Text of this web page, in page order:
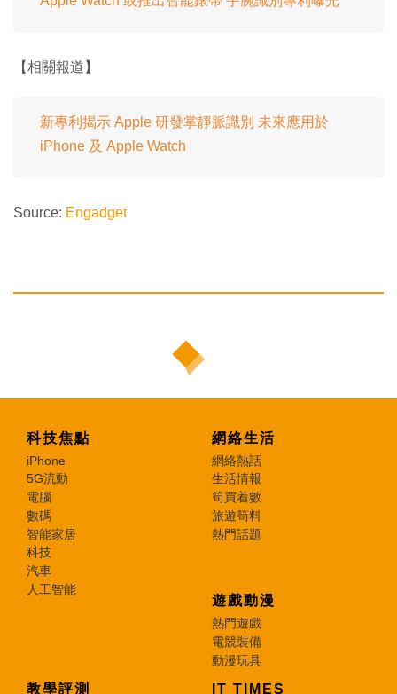
【相關報道】
新專利揭示 Apple 研發掌靜脈識別 未來應用於
iPhone 及 Apple Watch
Source: Engadget
科技焦點
iPhone
5G流動
電腦
數碼
智能家居
科技
汽車
人工智能
網絡生活
網絡熱話
生活情報
筍買着數
旅遊筍料
熱門話題
遊戲動漫
熱門遊戲
電競裝備
動漫玩具
教學評測 IT TIMES